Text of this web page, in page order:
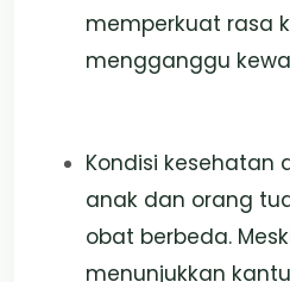
memperkuat rasa
mengganggu
Kondisi kesehatan
anak dan orang
obat berbeda.
menunjukkan